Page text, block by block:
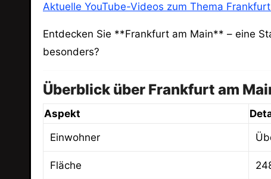
Aktuelle YouTube-Videos zum Thema
Entdecken Sie **Frankfurt am Main** – eine
besonders?
Überblick über Frankfurt am
Aspekt
Einwohner
Fläche